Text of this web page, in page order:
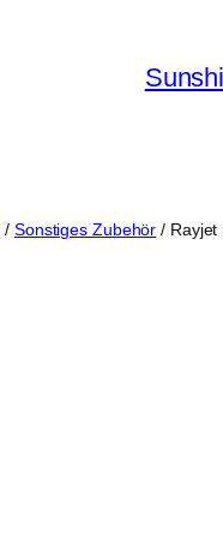
/ Sonstiges Zubehör / Rayjet